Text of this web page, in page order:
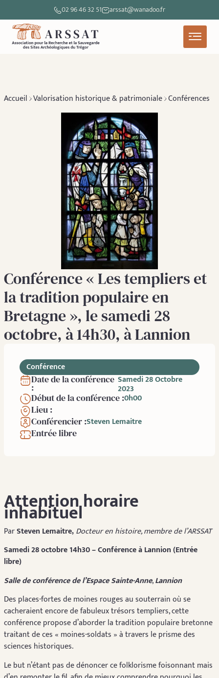
02 96 46 32 51 arssat@wanadoo.fr
Accueil Valorisation historique & patrimoniale Conférences
Conférence « Les templiers et
la tradition populaire en
Bretagne », le samedi 28
octobre, à 14h30, à Lannion
Conférence
Date de la conférence
:
Samedi 28 Octobre
2023
Début de la conférence :0h00
Lieu :
Conférencier :Steven Lemaitre
Entrée libre
Attention horaire
inhabituel
ParSteven Lemaitre,Docteur en histoire, membre de l’ARSSAT
Samedi 28 octobre 14h30 – Conférence à Lannion (Entrée
libre)
Salle de conférence de l’Espace Sainte-Anne,Lannion
Des places-fortes de moines rouges au souterrain où se
cacheraient encore de fabuleux trésors templiers, cette
conférence propose d’aborder la tradition populaire bretonne
traitant de ces « moines-soldats » à travers le prisme des
sciences historiques.
Le but n’étant pas de dénoncer ce folklorisme foisonnant mais